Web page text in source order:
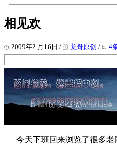
相见欢
2009年2 月16日 / 龙哥原创 / 4
今天下班回来浏览了很多老